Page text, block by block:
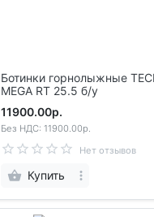
Ботинки горнолыжные TECNICA
MEGA RT 25.5 б/у
11900.00р.
Без НДС: 11900.00р.
Нет отзывов
Купить